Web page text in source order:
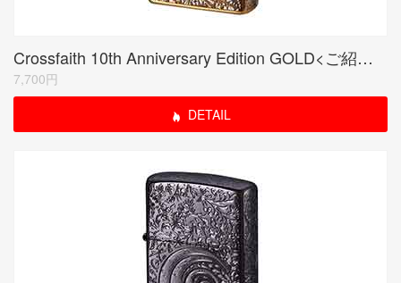
Crossfaith 10th Anniversary Edition GOLD<ご紹介のみ商品>
7,700円
DETAIL